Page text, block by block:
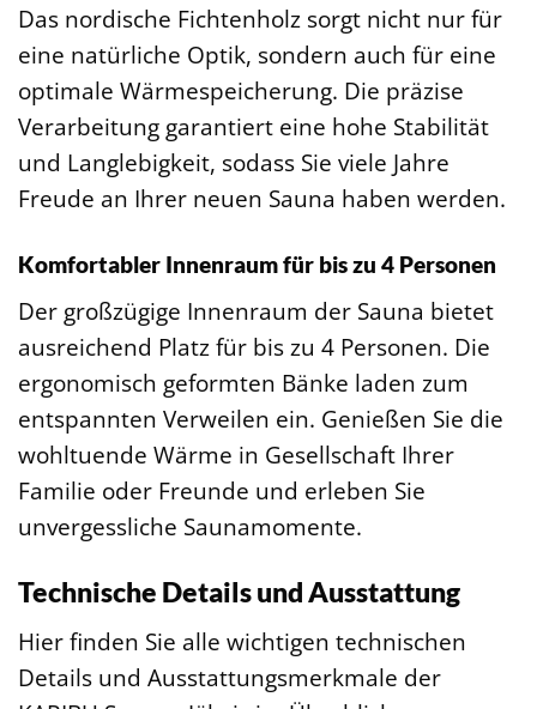
Das nordische Fichtenholz sorgt nicht nur für
eine natürliche Optik, sondern auch für eine
optimale Wärmespeicherung. Die präzise
Verarbeitung garantiert eine hohe Stabilität
und Langlebigkeit, sodass Sie viele Jahre
Freude an Ihrer neuen Sauna haben werden.
Komfortabler Innenraum für bis zu 4 Personen
Der großzügige Innenraum der Sauna bietet
ausreichend Platz für bis zu 4 Personen. Die
ergonomisch geformten Bänke laden zum
entspannten Verweilen ein. Genießen Sie die
wohltuende Wärme in Gesellschaft Ihrer
Familie oder Freunde und erleben Sie
unvergessliche Saunamomente.
Technische Details und Ausstattung
Hier finden Sie alle wichtigen technischen
Details und Ausstattungsmerkmale der